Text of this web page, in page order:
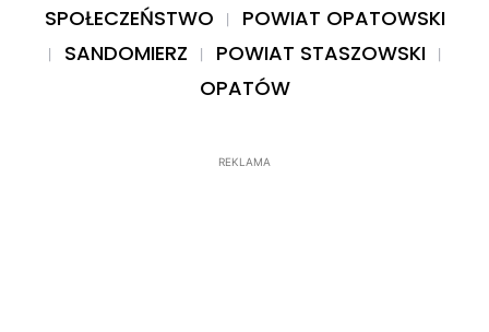
SPOŁECZEŃSTWO
POWIAT OPATOWSKI
SANDOMIERZ
POWIAT STASZOWSKI
OPATÓW
REKLAMA